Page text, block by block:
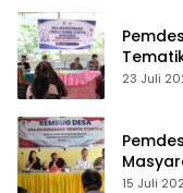
23 Juli
15 Juli